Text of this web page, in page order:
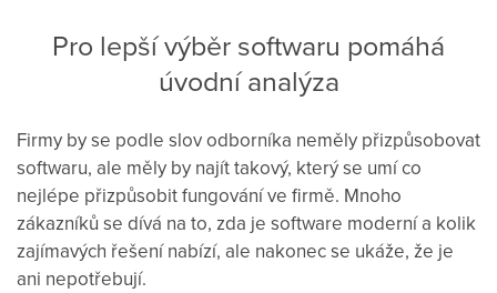
Pro lepší výběr softwaru pomáhá
úvodní analýza
Firmy by se podle slov odborníka neměly přizpůsobovat
softwaru, ale měly by najít takový, který se umí co
nejlépe přizpůsobit fungování ve firmě. Mnoho
zákazníků se dívá na to, zda je software moderní a kolik
zajímavých řešení nabízí, ale nakonec se ukáže, že je
ani nepotřebují.